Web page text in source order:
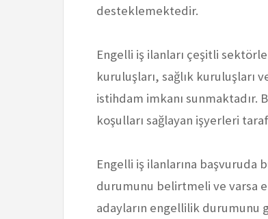
desteklemektedir.
Engelli iş ilanları çeşitli
kuruluşları, sağlık kuruluşları
istihdam imkanı sunmaktadır.
koşulları sağlayan işyerleri
Engelli iş ilanlarına
durumunu belirtmeli ve varsa
adayların engellilik durumunu